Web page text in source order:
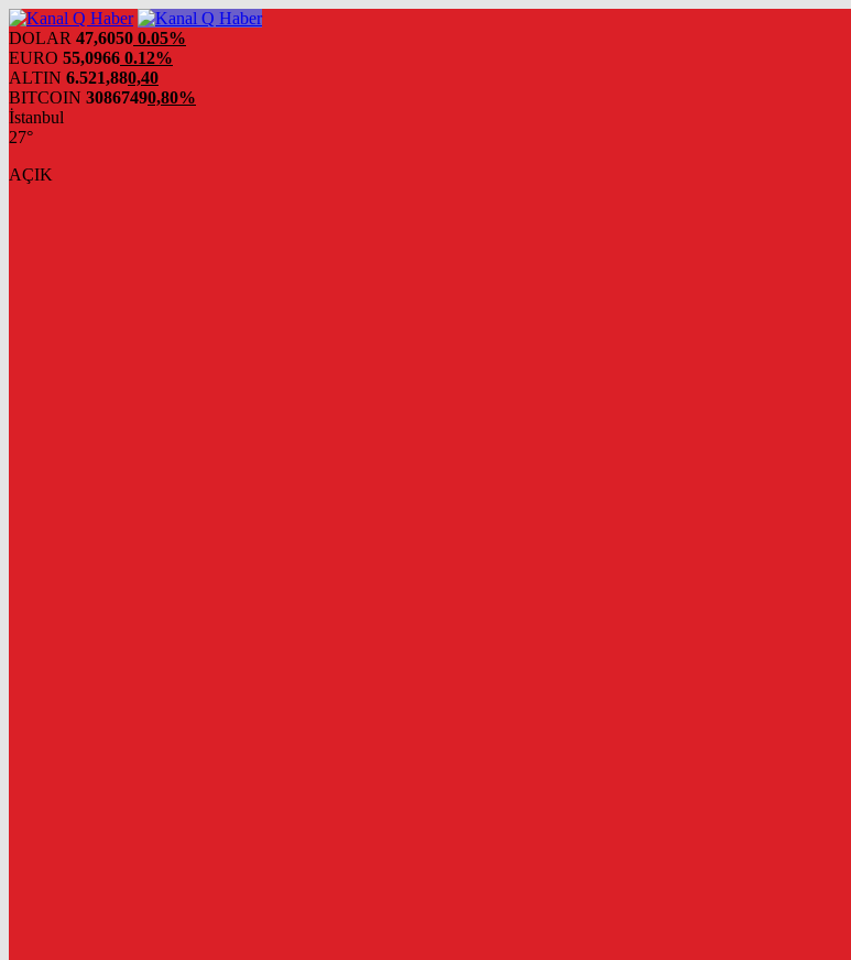
DOLAR 47,6050 0.05%
EURO 55,0966 0.12%
ALTIN 6.521,880,40
BITCOIN 30867490,80%
İstanbul
27°
AÇIK